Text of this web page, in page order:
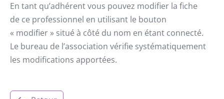
En tant qu’adhérent vous pouvez modifier la fiche
de ce professionnel en utilisant le bouton
« modifier » situé à côté du nom en étant connecté.
Le bureau de l’association vérifie systématiquement
les modifications apportées.